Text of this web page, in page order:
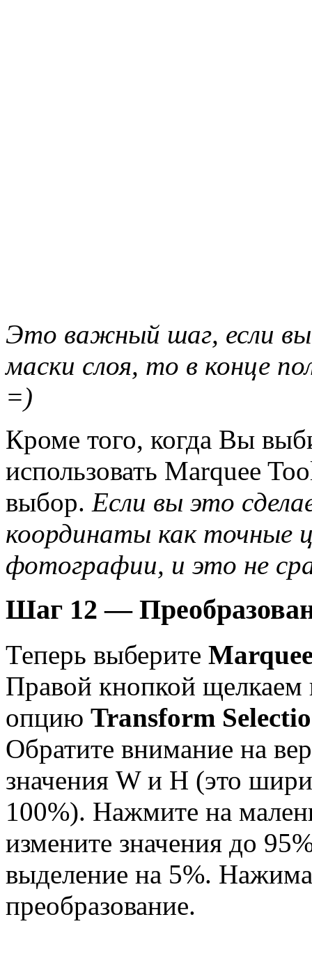
Это важный шаг, если
маски слоя, то в конце
=)
Кроме того, когда Вы
использовать Marquee
выбор. Если вы это
координаты как точные
фотографии, и это не
Шаг 12 —
Теперь выберите
Правой кнопкой
опцию Transform
Обратите внимание на
значения W и H (это
100%). Нажмите на
измените значения до
выделение на 5%.
преобразование.